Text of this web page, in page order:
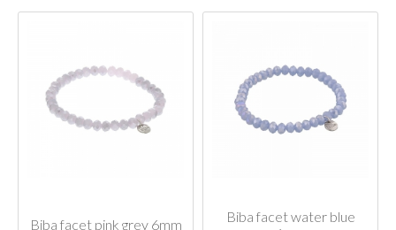
Biba facet pink grey 6mm
Biba facet water blue